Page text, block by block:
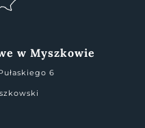
w Myszkowie
6